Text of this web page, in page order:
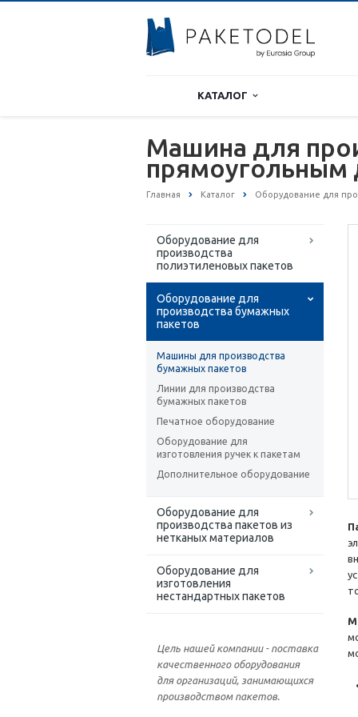
КАТАЛОГ
Машина для
прямоугольным
Главная Каталог Оборудование для
Оборудование для
производства
полиэтиленовых пакетов
Оборудование для
производства бумажных
пакетов
Машины для производства
бумажных пакетов
Линии для производства
бумажных пакетов
Печатное оборудование
Оборудование для
изготовления ручек к пакетам
Дополнительное оборудование
Оборудование для
производства пакетов из
нетканых материалов
Оборудование для
изготовления
нестандартных пакетов
Цель нашей компании - поставка
качественного оборудования
для организаций, занимающихся
производством пакетов.